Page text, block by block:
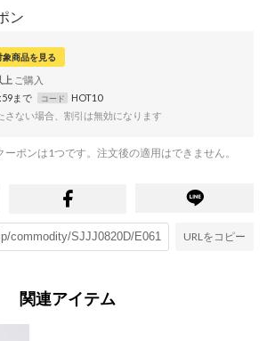
ン
象商品を見る
上
まで コード
HOT10
ない場合、割引は無効になります
ポンは1つです。注文後の適用はできません。
URLをコピー
関連アイテム